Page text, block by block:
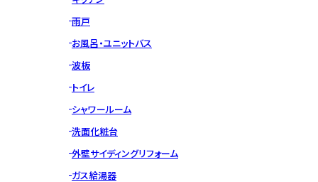
雨戸
お風呂・ユニットバス
波板
トイレ
シャワールーム
洗面化粧台
外壁サイディングリフォーム
ガス給湯器